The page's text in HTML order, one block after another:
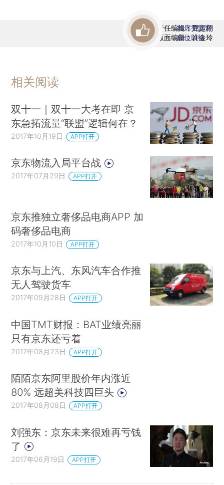
责任编辑：屈运栩
版面编辑：许金玲
首席赞赏官
虚位以待
相关阅读
双十一｜双十一大考在即 京
东急拓流量“联盟”逻辑何在？
2017年10月19日 APP打开
京东物流入局平台战
2017年07月29日 APP打开
京东推独立奢侈品电商APP 加
码奢侈品电商
2017年10月10日 APP打开
京东与上汽、东风汽车合作推
无人驾驶货车
2017年09月28日 APP打开
中国TMT财报：BAT业绩亮丽
只有京东还亏着
2017年08月23日 APP打开
陌陌京东阿里股价年内涨近
80% 远超美科技四巨头
2017年08月08日 APP打开
刘强东：京东未来很难再亏钱
了
2017年06月19日 APP打开